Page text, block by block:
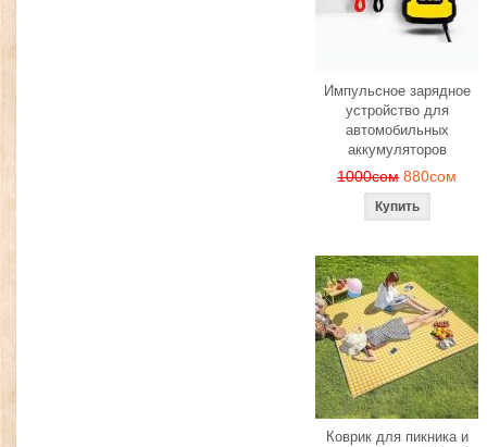
Импульсное зарядное
устройство для
автомобильных
аккумуляторов
1000сом 880сом
Коврик для пикника и